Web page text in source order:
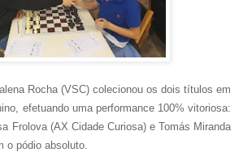
Rocha (VSC) colecionou os dois títulos em
efetuando uma performance 100% vitoriosa:
Frolova (AX Cidade Curiosa) e Tomás Miranda
o pódio absoluto.